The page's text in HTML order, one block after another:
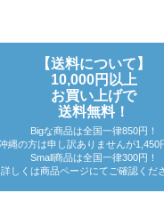
【送料について】
10,000円以上
お買い上げで
送料無料！
Bigな商品は全国一律850円！
縄の方は申し訳ありませんが1,450
Small商品は全国一律300円！
詳しくは商品ページにてご確認くだ